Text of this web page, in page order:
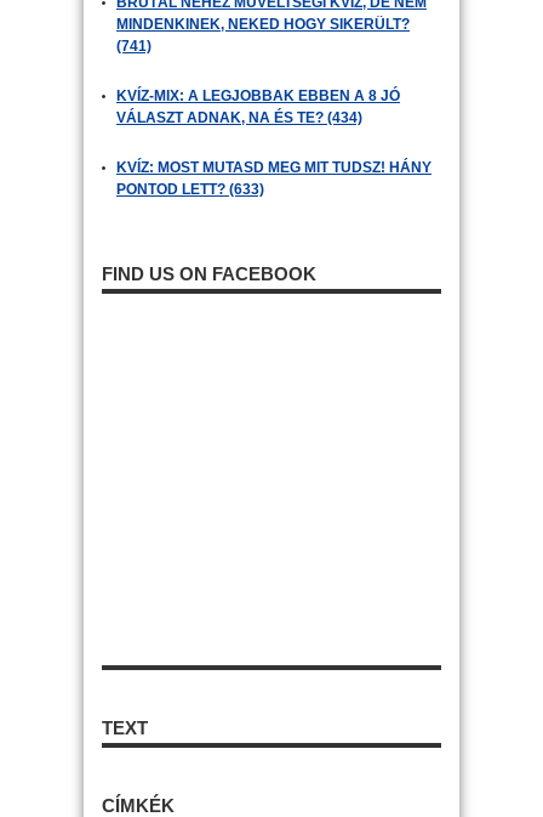
MINDENKINEK, NEKED HOGY SIKERÜLT?
(741)
KVÍZ-MIX: A LEGJOBBAK EBBEN A 8 JÓ
VÁLASZT ADNAK, NA ÉS TE? (434)
KVÍZ: MOST MUTASD MEG MIT TUDSZ! HÁNY
PONTOD LETT? (633)
FIND US ON FACEBOOK
TEXT
CÍMKÉK